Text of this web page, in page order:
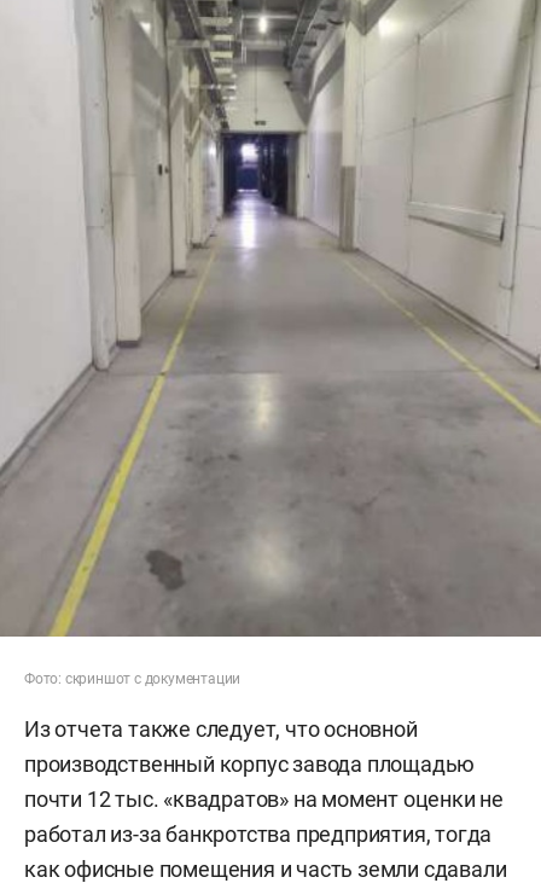
Фото: скриншот с документации
Из отчета также следует, что основной
производственный корпус завода площадью
почти 12 тыс. «квадратов» на момент оценки не
работал из-за банкротства предприятия, тогда
как офисные помещения и часть земли сдавали